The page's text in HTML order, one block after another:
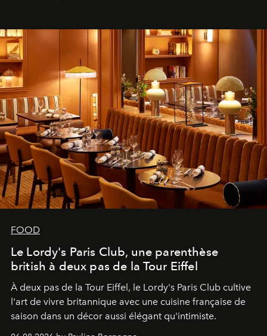
FOOD
Le Lordy's Paris Club, une parenthèse
british à deux pas de la Tour Eiffel
À deux pas de la Tour Eiffel, le Lordy's Paris Club cultive
l'art de vivre britannique avec une cuisine française de
saison dans un décor aussi élégant qu'intimiste.